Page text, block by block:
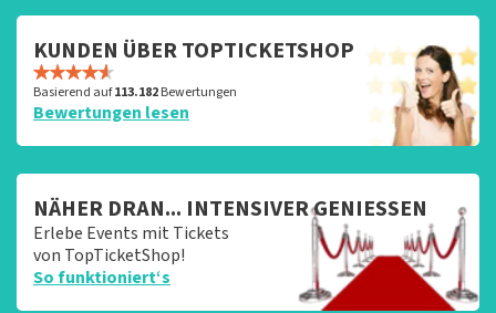
KUNDEN ÜBER TOPTICKETSHOP
Basierend auf113.182Bewertungen
Bewertungen lesen
NÄHER DRAN... INTENSIVER GENIESSEN
Erlebe Events mit Tickets
von TopTicketShop!
So funktioniert‘s